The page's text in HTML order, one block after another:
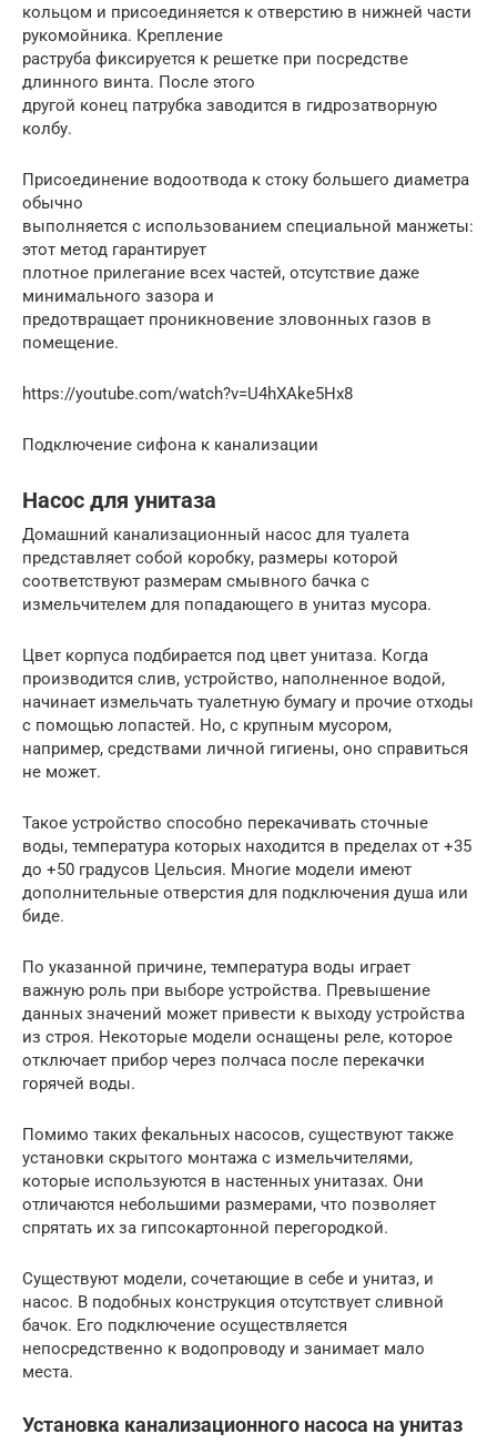
кольцом и присоединяется к отверстию в нижней части
рукомойника. Крепление
раструба фиксируется к решетке при посредстве
длинного винта. После этого
другой конец патрубка заводится в гидрозатворную
колбу.
Присоединение водоотвода к стоку большего диаметра
обычно
выполняется с использованием специальной манжеты:
этот метод гарантирует
плотное прилегание всех частей, отсутствие даже
минимального зазора и
предотвращает проникновение зловонных газов в
помещение.
https://youtube.com/watch?v=U4hXAke5Hx8
Подключение сифона к канализации
Насос для унитаза
Домашний канализационный насос для туалета
представляет собой коробку, размеры которой
соответствуют размерам смывного бачка с
измельчителем для попадающего в унитаз мусора.
Цвет корпуса подбирается под цвет унитаза. Когда
производится слив, устройство, наполненное водой,
начинает измельчать туалетную бумагу и прочие отходы
с помощью лопастей. Но, с крупным мусором,
например, средствами личной гигиены, оно справиться
не может.
Такое устройство способно перекачивать сточные
воды, температура которых находится в пределах от +35
до +50 градусов Цельсия. Многие модели имеют
дополнительные отверстия для подключения душа или
биде.
По указанной причине, температура воды играет
важную роль при выборе устройства. Превышение
данных значений может привести к выходу устройства
из строя. Некоторые модели оснащены реле, которое
отключает прибор через полчаса после перекачки
горячей воды.
Помимо таких фекальных насосов, существуют также
установки скрытого монтажа с измельчителями,
которые используются в настенных унитазах. Они
отличаются небольшими размерами, что позволяет
спрятать их за гипсокартонной перегородкой.
Существуют модели, сочетающие в себе и унитаз, и
насос. В подобных конструкция отсутствует сливной
бачок. Его подключение осуществляется
непосредственно к водопроводу и занимает мало
места.
Установка канализационного насоса на унитаз